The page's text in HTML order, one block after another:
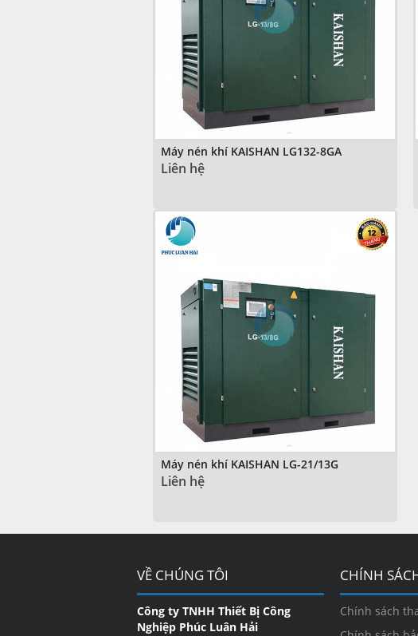
Máy nén khí KAISHAN LG132-8GA
Liên hệ
Máy nén khí KAISHAN LG-21/13G
Liên hệ
VỀ CHÚNG TÔI
Công ty TNHH Thiết Bị Công
Nghiệp Phúc Luân Hải
CHÍNH
Chính sách